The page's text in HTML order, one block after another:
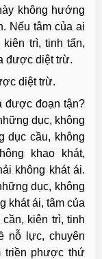
không hướng
Nếu tâm của ai
trì, tinh tấn,
được diệt trừ.
diệt trừ.
được đoạn tận?
dục, không
dục cầu, không
khao khát,
không khát ái.
dục, không
khát ái, tâm của
kiên trì, tinh
nỗ lực, chuyên
triền phược thứ